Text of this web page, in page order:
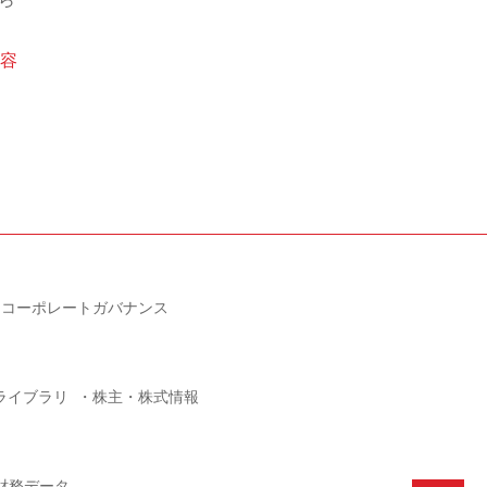
コーポレートガバナンス
イブラリ
株主・株式情報